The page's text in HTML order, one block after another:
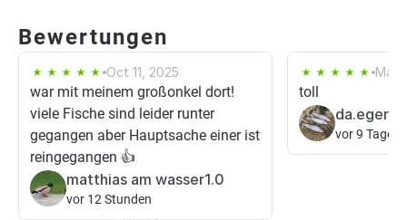
Bewertungen
Oct 11, 2025
war mit meinem großonkel dort!
viele Fische sind leider runter
gegangen aber Hauptsache einer ist
reingegangen 👍
matthias am wasser1.0
vor 12 Stunden
May
toll
vor 9 Tagen